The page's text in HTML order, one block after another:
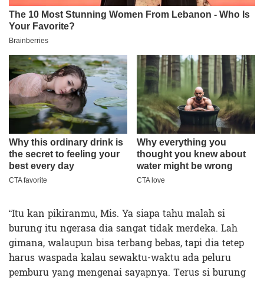
“Itu kan pikiranmu, Mis. Ya siapa tahu malah si
burung itu ngerasa dia sangat tidak merdeka. Lah
gimana, walaupun bisa terbang bebas, tapi dia tetep
harus waspada kalau sewaktu-waktu ada peluru
pemburu yang mengenai sayapnya. Terus si burung